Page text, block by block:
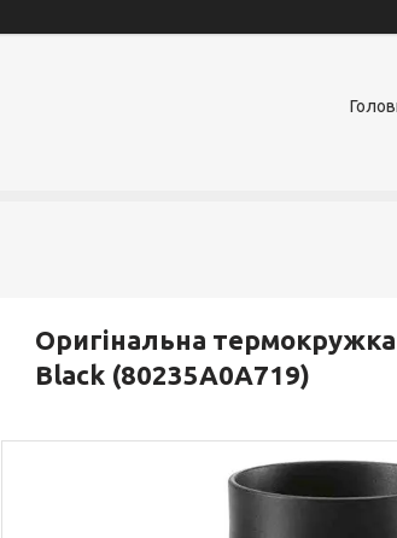
Оригінальна
Black (80235A0A719)